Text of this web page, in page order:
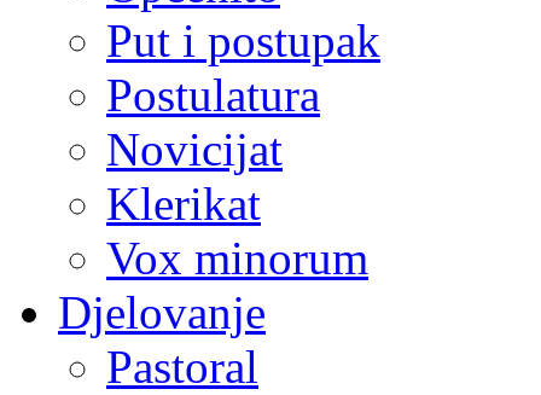
Put i postupak
Postulatura
Novicijat
Klerikat
Vox minorum
Djelovanje
Pastoral